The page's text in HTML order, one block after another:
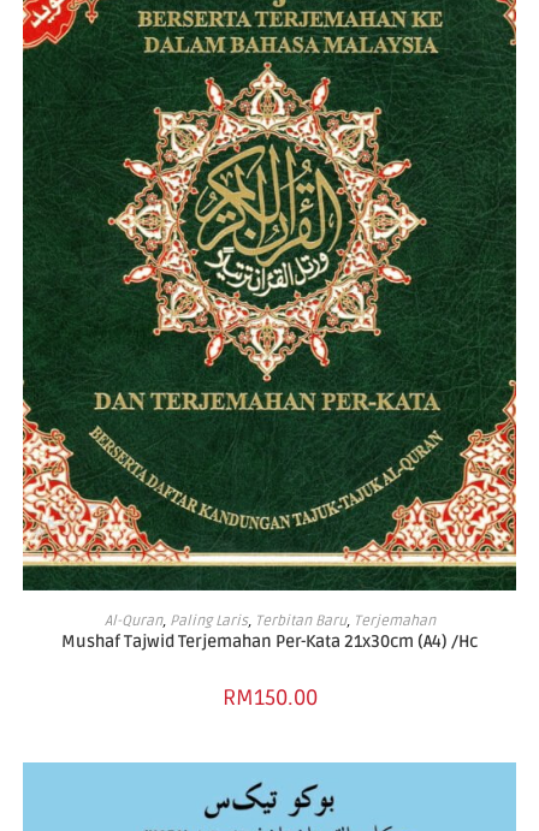
ADD TO CART
Al-Quran, Paling Laris, Terbitan Baru, Terjemahan
Mushaf Tajwid Terjemahan Per-Kata 21x30cm (A4) /Hc
RM150.00